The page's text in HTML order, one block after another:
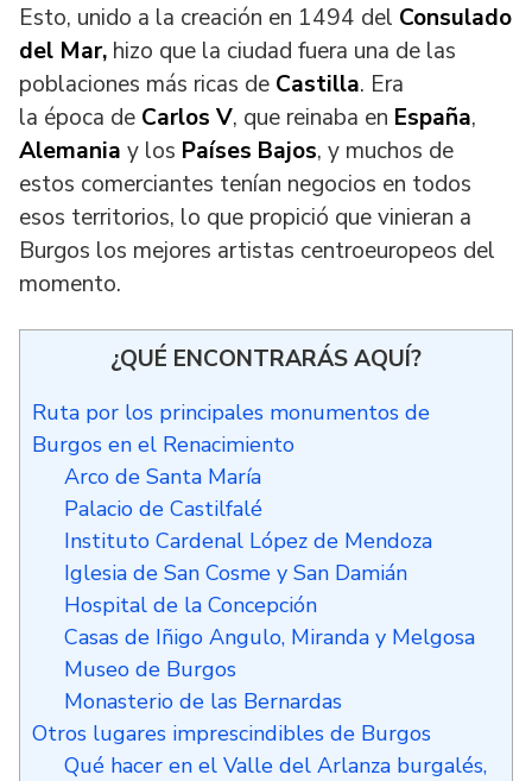
Esto, unido a la creación en 1494 del Consulado
del Mar, hizo que la ciudad fuera una de las
poblaciones más ricas de Castilla. Era
la época de Carlos V, que reinaba en España,
Alemania y los Países Bajos, y muchos de
estos comerciantes tenían negocios en todos
esos territorios, lo que propició que vinieran a
Burgos los mejores artistas centroeuropeos del
momento.
¿QUÉ ENCONTRARÁS AQUÍ?
Ruta por los principales monumentos de
Burgos en el Renacimiento
Arco de Santa María
Palacio de Castilfalé
Instituto Cardenal López de Mendoza
Iglesia de San Cosme y San Damián
Hospital de la Concepción
Casas de Iñigo Angulo, Miranda y Melgosa
Museo de Burgos
Monasterio de las Bernardas
Otros lugares imprescindibles de Burgos
Qué hacer en el Valle del Arlanza burgalés,